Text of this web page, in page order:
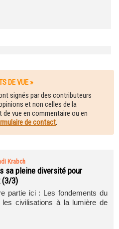
DE VUE »
signés par des contributeurs
et non celles de la
vue en commentaire ou en
de contact.
Krabch
sa pleine diversité pour
(3/3)
partie ici : Les fondements du
les civilisations à la lumière de